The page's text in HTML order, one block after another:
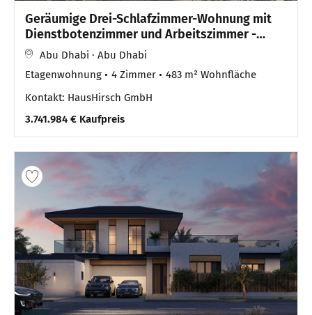
Geräumige Drei-Schlafzimmer-Wohnung mit
Dienstbotenzimmer und Arbeitszimmer -
modernes Design
Abu Dhabi · Abu Dhabi
Etagenwohnung
4 Zimmer
483 m² Wohnfläche
Kontakt: HausHirsch GmbH
3.741.984 € Kaufpreis